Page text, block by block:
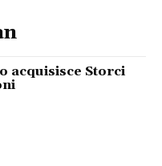
acquisisce Storci